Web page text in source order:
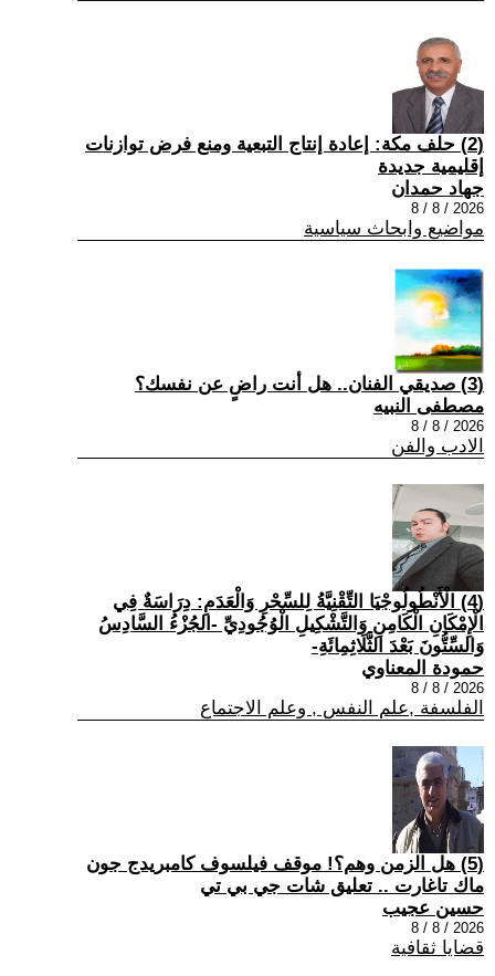
(2) حلف مكة: إعادة إنتاج التبعية ومنع فرض توازنات
إقليمية جديدة
جهاد حمدان
2026 / 8 / 8
مواضيع وابحاث سياسية
(3) صديقي الفنان.. هل أنت راضٍ عن نفسك؟
مصطفى النبيه
2026 / 8 / 8
الادب والفن
(4) الْأَنْطُولُوجْيَا التِّقْنِيَّةُ لِلسِّحْرِ وَالْعَدَمِ: دِرَاسَةٌ فِي
الْإِمْكَانِ الْكَامِنِ وَالتَّشْكِيلِ الْوُجُودِيِّ -الجُزْءُ السَّادِسُ
وَالسِّتُّونَ بَعْدَ الثَّلَاثِمِائَةِ-
حمودة المعناوي
2026 / 8 / 8
الفلسفة ,علم النفس , وعلم الاجتماع
(5) هل الزمن وهم؟! موقف فيلسوف كامبريدج جون
ماك تاغارت .. تعليق شات جي بي تي
حسين عجيب
2026 / 8 / 8
قضايا ثقافية